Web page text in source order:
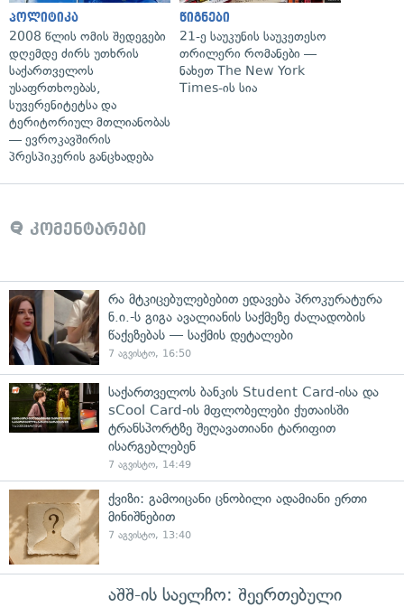
პოლიტიკა
2008 წლის ომის შედეგები
დღემდე ძირს უთხრის
საქართველოს
უსაფრთხოებას,
სუვერენიტეტსა და
ტერიტორიულ მთლიანობას
— ევროკავშირის
პრესპიკერის განცხადება
წიგნები
21-ე საუკუნის საუკეთესო
თრილერი რომანები —
ნახეთ The New York
Times-ის სია
კომენტარები
რა მტკიცებულებებით ედავება პროკურატურა
ნ.ი.-ს გიგა ავალიანის საქმეზე ძალადობის
წაქეზებას — საქმის დეტალები
7 აგვისტო, 16:50
საქართველოს ბანკის Student Card-ისა და
sCool Card-ის მფლობელები ქუთაისში
ტრანსპორტზე შეღავათიანი ტარიფით
ისარგებლებენ
7 აგვისტო, 14:49
ქვიზი: გამოიცანი ცნობილი ადამიანი ერთი
მინიშნებით
7 აგვისტო, 13:40
აშშ-ის საელჩო: შეერთებული